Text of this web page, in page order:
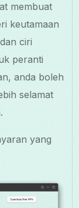
membuat
keutamaan
ciri
peranti
anda boleh
selamat
yang